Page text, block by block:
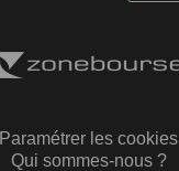
Paramétrer les cookies
Qui sommes-nous ?